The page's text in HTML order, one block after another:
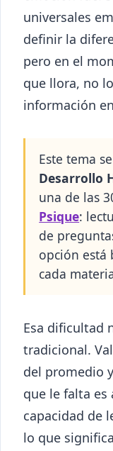
universales
definir la
pero en el
que llora, no
información
Este tema
Desarrollo
una de las
Psique:
de
opción está
cada
Esa dificultad
tradicional.
del promedio
que le falta es
capacidad de
lo que